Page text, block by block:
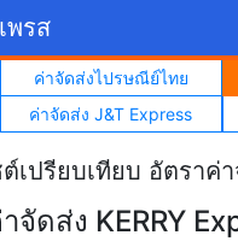
พรส
ค่าจัดส่งไปรษณีย์ไทย
ค่าจัดส่ง J&T Express
ต์เปรียบเทียบ อัตรา
ดส่ง KERRY